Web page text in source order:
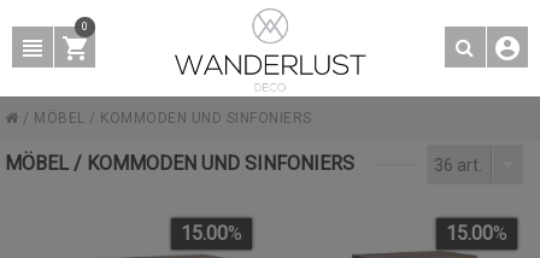
0
/ MÖBEL / KOMMODEN UND SINFONIERS
MÖBEL / KOMMODEN UND SINFONIERS 36 art.
15.00% 15.00%